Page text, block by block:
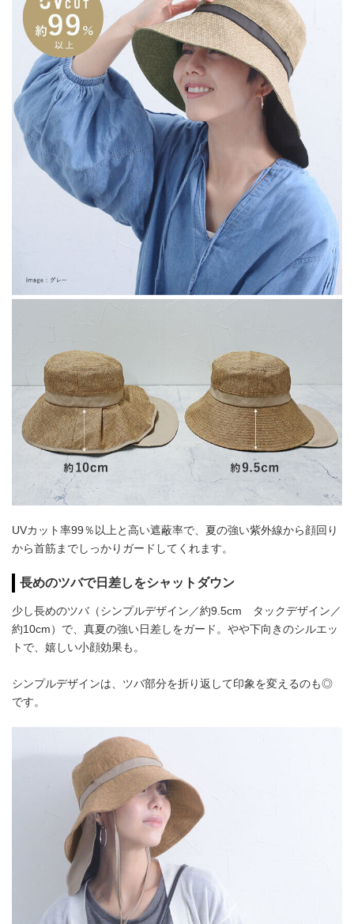
UVカット率99％以上と高い遮蔽率で、夏の強い紫外線から顔回り
から首筋までしっかりガードしてくれます。
長めのツバで日差しをシャットダウン
少し長めのツバ（シンプルデザイン／約9.5cm タックデザイン／
約10cm）で、真夏の強い日差しをガード。やや下向きのシルエッ
トで、嬉しい小顔効果も。
シンプルデザインは、ツバ部分を折り返して印象を変えるのも◎
です。